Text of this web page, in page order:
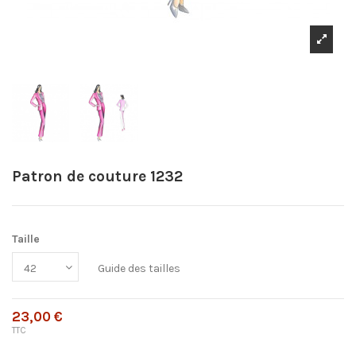
Patron de couture 1232
Taille
Guide des tailles
23,00 €
TTC